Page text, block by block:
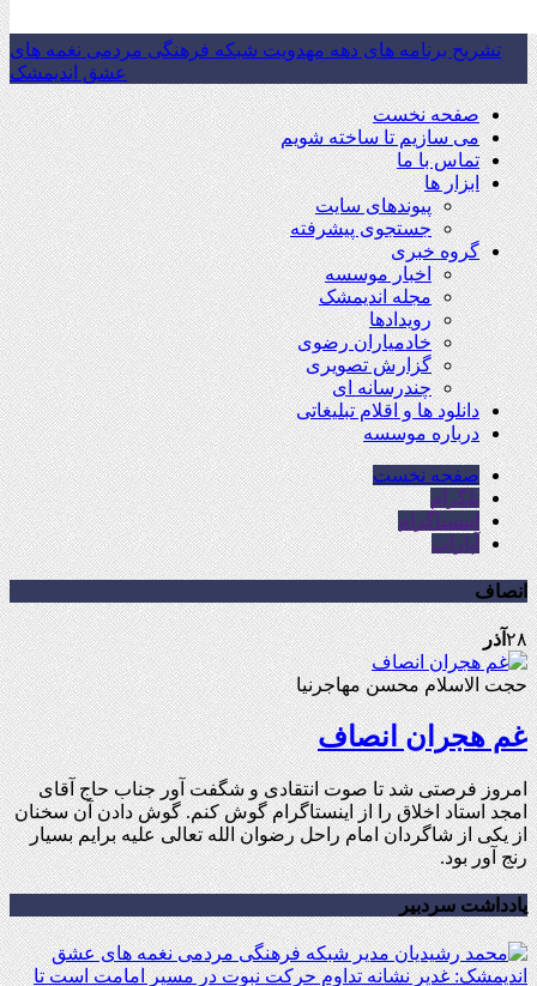
تشریح برنامه های دهه مهدویت شبکه فرهنگی مردمی نغمه های
عشق اندیمشک
صفحه نخست
می سازیم تا ساخته شویم
تماس با ما
ابزار ها
پیوندهای سایت
جستجوی پیشرفته
گروه خبری
اخبار موسسه
مجله اندیمشک
رویدادها
خادمیاران رضوی
گزارش تصویری
چندرسانه ای
دانلود ها و اقلام تبلیغاتی
درباره موسسه
صفحه نخست
تلگرام
اینستاگرام
آپارات
انصاف
۲۸آذر
حجت الاسلام محسن مهاجرنیا
غم هجران انصاف
امروز فرصتی شد تا صوت انتقادی و شگفت آور جناب حاج آقای
امجد استاد اخلاق را از اینستاگرام گوش کنم. گوش دادن آن سخنان
از یکی از شاگردان امام راحل رضوان الله تعالی علیه برایم بسیار
رنج آور بود.
یادداشت سردبیر